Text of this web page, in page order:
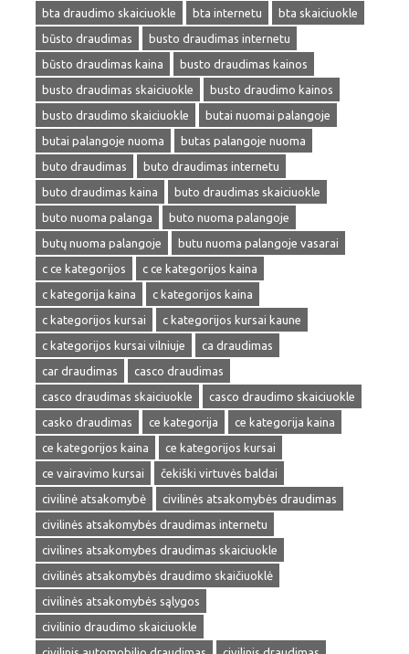
bta draudimo skaiciuokle
bta internetu
bta skaiciuokle
būsto draudimas
busto draudimas internetu
būsto draudimas kaina
busto draudimas kainos
busto draudimas skaiciuokle
busto draudimo kainos
busto draudimo skaiciuokle
butai nuomai palangoje
butai palangoje nuoma
butas palangoje nuoma
buto draudimas
buto draudimas internetu
buto draudimas kaina
buto draudimas skaiciuokle
buto nuoma palanga
buto nuoma palangoje
butų nuoma palangoje
butu nuoma palangoje vasarai
c ce kategorijos
c ce kategorijos kaina
c kategorija kaina
c kategorijos kaina
c kategorijos kursai
c kategorijos kursai kaune
c kategorijos kursai vilniuje
ca draudimas
car draudimas
casco draudimas
casco draudimas skaiciuokle
casco draudimo skaiciuokle
casko draudimas
ce kategorija
ce kategorija kaina
ce kategorijos kaina
ce kategorijos kursai
ce vairavimo kursai
čekiški virtuvės baldai
civilinė atsakomybė
civilinės atsakomybės draudimas
civilinės atsakomybės draudimas internetu
civilines atsakomybes draudimas skaiciuokle
civilinės atsakomybės draudimo skaičiuoklė
civilinės atsakomybės sąlygos
civilinio draudimo skaiciuokle